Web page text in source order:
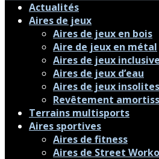
Actualités
Aires de jeux
Aires de jeux en bois
Aire de jeux en métal
Aires de jeux
Aires de jeux d’eau
Aires de jeux insolites
Revêtement
Terrains multisports
Aires sportives
Aires de fitness
Aires de Street